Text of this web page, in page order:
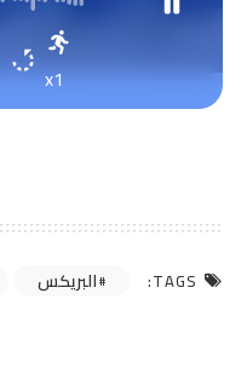
x1
TAGS: البريكس